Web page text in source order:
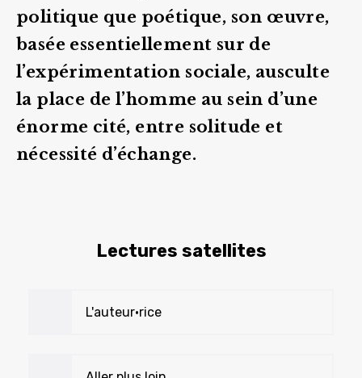
politique que poétique, son œuvre,
basée essentiellement sur de
l’expérimentation sociale, ausculte
la place de l’homme au sein d’une
énorme cité, entre solitude et
nécessité d’échange.
Lectures satellites
L'auteur•rice